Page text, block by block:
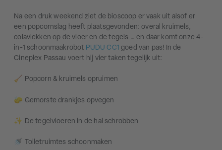
Na een druk weekend ziet de bioscoop er vaak uit alsof er
een popcornslag heeft plaatsgevonden: overal kruimels,
colavlekken op de vloer en de tegels … en daar komt onze 4-
in-1 schoonmaakrobot PUDU CC1 goed van pas! In de
Cineplex Passau voert hij vier taken tegelijk uit:
🧹 Popcorn & kruimels opruimen
🧽 Gemorste drankjes opvegen
✨ De tegelvloeren in de hal schrobben
🚿 Toiletruimtes schoonmaken